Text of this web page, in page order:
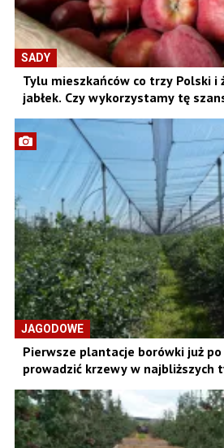
SADY
Tylu mieszkańców co trzy Polski i
jabłek. Czy wykorzystamy tę
JAGODOWE
Pierwsze plantacje borówki już po
prowadzić krzewy w najbliższych